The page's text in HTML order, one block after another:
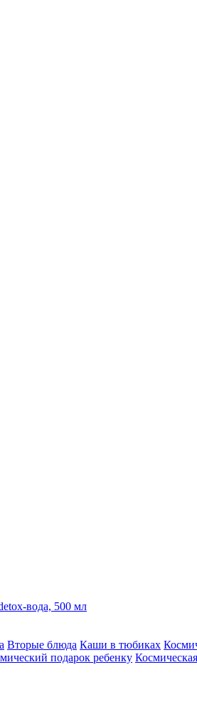
вода, 500 мл
Вторые блюда Каши в тюбиках
подарок ребенку